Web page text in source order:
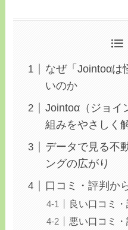
なぜ「Jointoαは
いのか
Jointoα（ジョイ
組みをやさしく
データで見る不
ングの広がり
口コミ・評判か
良い口コミ
悪い口コミ・